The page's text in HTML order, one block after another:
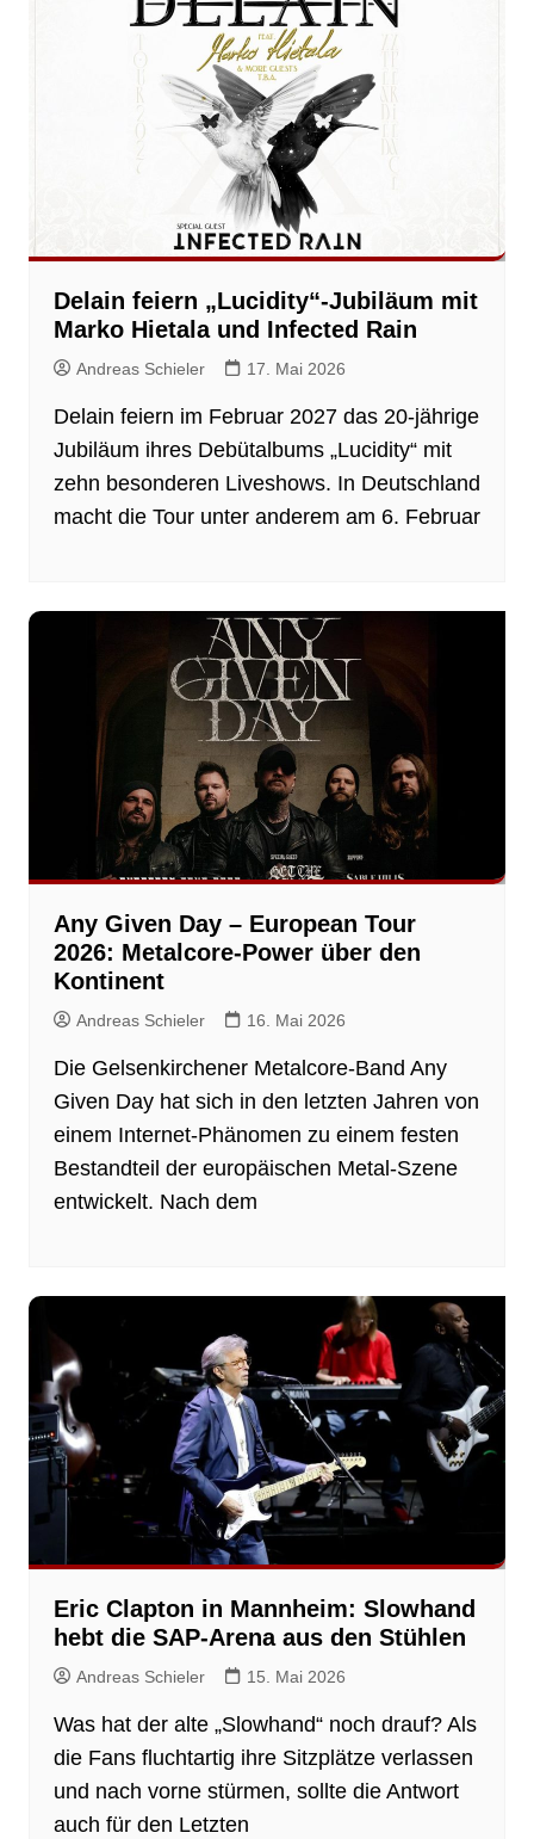
Delain feiern „Lucidity“-Jubiläum mit
Marko Hietala und Infected Rain
Andreas Schieler 17. Mai 2026
Delain feiern im Februar 2027 das 20-jährige
Jubiläum ihres Debütalbums „Lucidity“ mit
zehn besonderen Liveshows. In Deutschland
macht die Tour unter anderem am 6. Februar
Any Given Day – European Tour
2026: Metalcore‑Power über den
Kontinent
Andreas Schieler 16. Mai 2026
Die Gelsenkirchener Metalcore‑Band Any
Given Day hat sich in den letzten Jahren von
einem Internet‑Phänomen zu einem festen
Bestandteil der europäischen Metal‑Szene
entwickelt. Nach dem
Eric Clapton in Mannheim: Slowhand
hebt die SAP-Arena aus den Stühlen
Andreas Schieler 15. Mai 2026
Was hat der alte „Slowhand“ noch drauf? Als
die Fans fluchtartig ihre Sitzplätze verlassen
und nach vorne stürmen, sollte die Antwort
auch für den Letzten